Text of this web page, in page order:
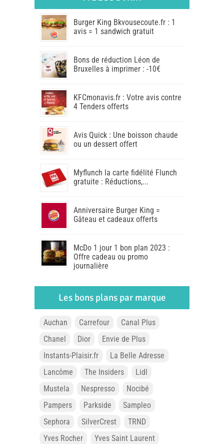
Burger King Bkvousecoute.fr : 1
avis = 1 sandwich gratuit
Bons de réduction Léon de
Bruxelles à imprimer : -10€
KFCmonavis.fr : Votre avis contre
4 Tenders offerts
Avis Quick : Une boisson chaude
ou un dessert offert
Myflunch la carte fidélité Flunch
gratuite : Réductions,...
Anniversaire Burger King =
Gâteau et cadeaux offerts
McDo 1 jour 1 bon plan 2023 :
Offre cadeau ou promo
journalière
Les bons plans par marque
Auchan Carrefour
Canal Plus
Chanel
Dior
Envie de Plus
Instants-Plaisir.fr
La Belle Adresse
Lancôme
The Insiders
Lidl
Mustela
Nespresso
Nocibé
Pampers
Parkside
Sampleo
Sephora
SilverCrest
TRND
Yves Rocher
Yves Saint Laurent